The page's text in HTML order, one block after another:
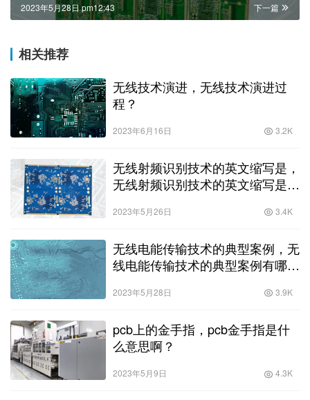
下一篇
2023年5月28日 pm12:43
相关推荐
无线技术演进，无线技术演进过
程？
2023年6月16日 3.2K
无线射频识别技术的英文缩写是，
无线射频识别技术的英文缩写是什
2023年5月26日 3.4K
无线电能传输技术的典型案例，无
线电能传输技术的典型案例有哪
2023年5月28日 3.9K
pcb上的金手指，pcb金手指是什
么意思啊？
2023年5月9日 4.3K